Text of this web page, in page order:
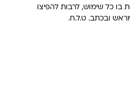
בו כל שימוש, לרבות להפיצו
ובכתב. ט.ל.ח.